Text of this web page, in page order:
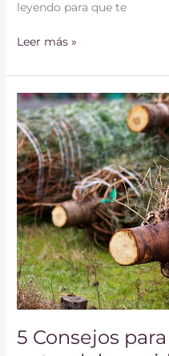
leyendo para que te
Leer más »
5 Consejos
5
Consejos
para
cuidar
el
árbol
natural
de
navidad